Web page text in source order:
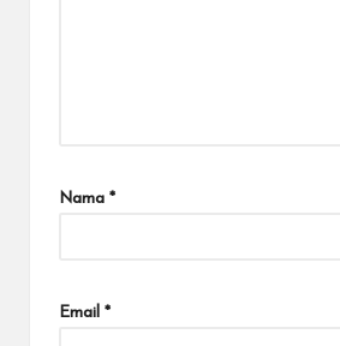
Nama *
Email *